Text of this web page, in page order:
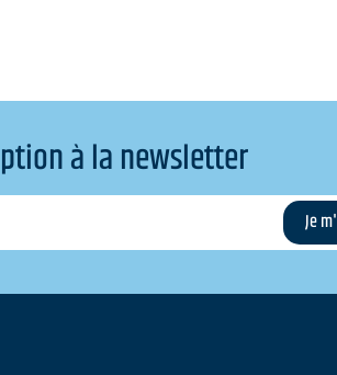
à la newsletter